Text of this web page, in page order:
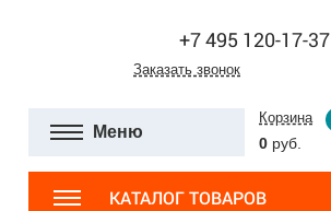
+7 495 120-17-37
Заказать звонок
Меню
Корзина
0 руб.
КАТАЛОГ ТОВАРОВ